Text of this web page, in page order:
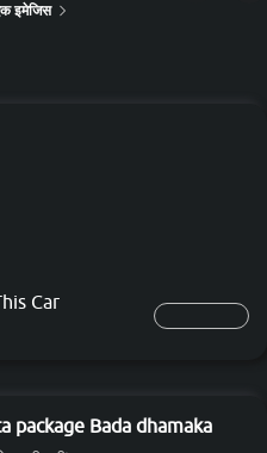
इमेजिस
Car
package Bada dhamaka